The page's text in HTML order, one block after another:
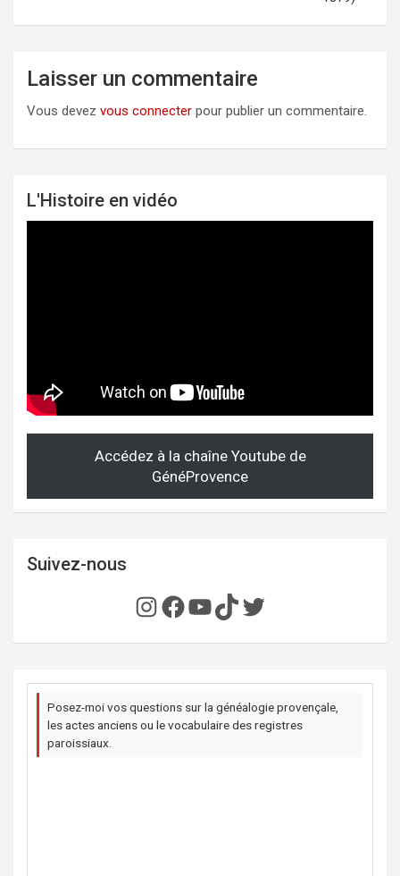
Laisser un commentaire
Vous devez vous connecter pour publier un commentaire.
L'Histoire en vidéo
Accédez à la chaîne Youtube de
GénéProvence
Suivez-nous
Instagram
Facebook
YouTube
TikTok
Twitter
Posez-moi vos questions sur la généalogie provençale,
les actes anciens ou le vocabulaire des registres
paroissiaux.